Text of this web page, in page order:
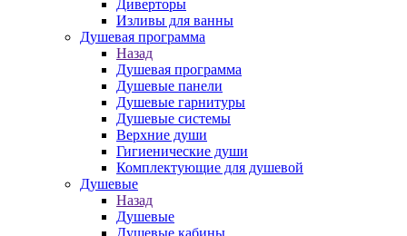
Диверторы
Изливы для ванны
Душевая программа
Назад
Душевая программа
Душевые панели
Душевые гарнитуры
Душевые системы
Верхние души
Гигиенические души
Комплектующие для душевой
Душевые
Назад
Душевые
Душевые кабины